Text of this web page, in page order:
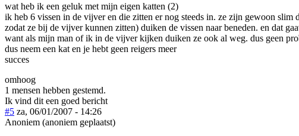
wat heb ik een geluk met mijn eigen katten (2)
ik heb 6 vissen in de vijver en die zitten er nog steeds in. ze zijn gewoon
zodat ze bij de vijver kunnen zitten) duiken de vissen naar beneden. en dat
want als mijn man of ik in de vijver kijken duiken ze ook al weg. dus geen
dus neem een kat en je hebt geen reigers meer
succes
omhoog
1 mensen hebben gestemd.
Ik vind dit een goed bericht
#5 za, 06/01/2007 - 14:26
Anoniem (anoniem geplaatst)